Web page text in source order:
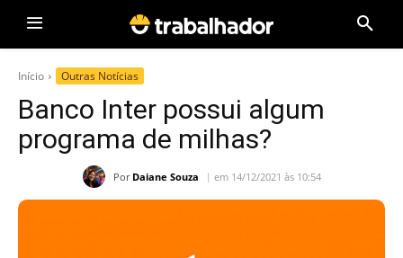
Início Outras Notícias
Banco Inter possui algum
programa de milhas?
Por Daiane Souza em 14/12/2021 às 10:54